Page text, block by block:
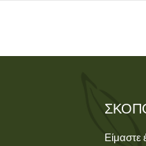
Είμαστε